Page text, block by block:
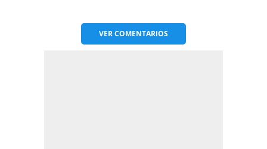
VERCOMENTARIOS